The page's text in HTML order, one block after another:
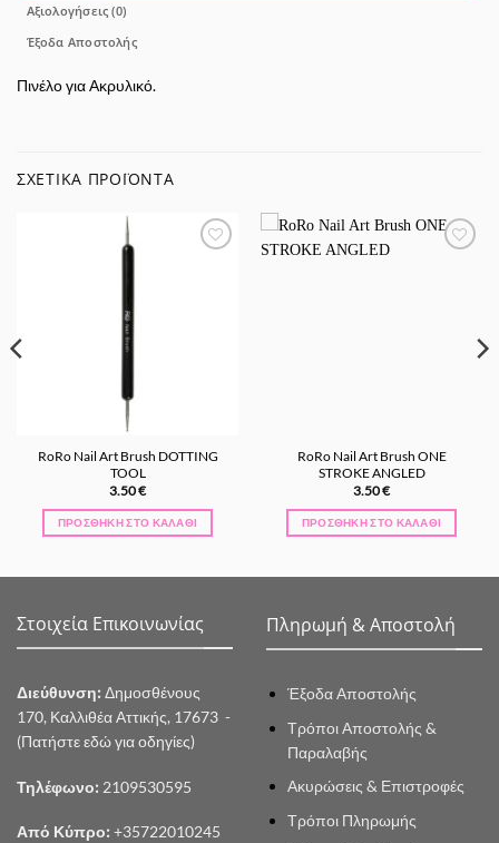
Αξιολογήσεις (0)
Έξοδα Αποστολής
Πινέλο για Ακρυλικό.
ΣΧΕΤΙΚΆ ΠΡΟΪΌΝΤΑ
RoRo Nail Art Brush DOTTING
TOOL
3.50€
ΠΡΟΣΘΉΚΗ ΣΤΟ ΚΑΛΆΘΙ
RoRo Nail Art Brush ONE
STROKE ANGLED
3.50€
ΠΡΟΣΘΉΚΗ ΣΤΟ ΚΑΛΆΘΙ
Στοιχεία Επικοινωνίας
Διεύθυνση: Δημοσθένους
170, Καλλιθέα Αττικής, 17673 -
(Πατήστε εδώ για οδηγίες)
Τηλέφωνο: 2109530595
Από Κύπρο: +35722010245
Πληρωμή & Αποστολή
Έξοδα Αποστολής
Τρόποι Αποστολής &
Παραλαβής
Ακυρώσεις & Επιστροφές
Τρόποι Πληρωμής